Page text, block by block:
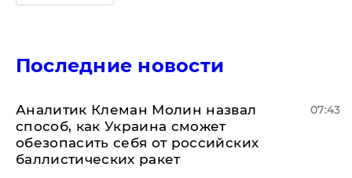
Последние новости
Аналитик Клеман Молин назвал
способ, как Украина сможет
обезопасить себя от российских
баллистических ракет
07:43